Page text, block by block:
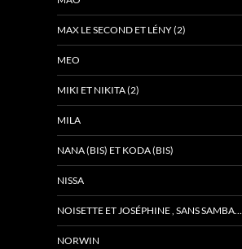
MAX LE SECOND ET LÉNY (2)
MEO
MIKI ET NIKITA (2)
MILA
NANA (BIS) ET KODA (BIS)
NISSA
NOISETTE ET JOSÉPHINE , SANS SAMBA….
NORWIN